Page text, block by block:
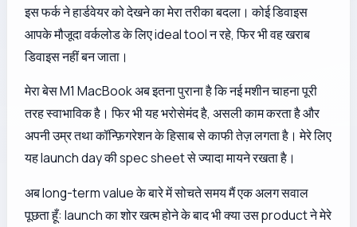
इस फर्क ने हार्डवेयर को देखने का मेरा तरीका बदला। कोई डिवाइस
आपके मौजूदा वर्कलोड के लिए ideal tool न रहे, फिर भी वह खराब
डिवाइस नहीं बन जाता।
मेरा बेस M1 MacBook अब इतना पुराना है कि नई मशीन चाहना पूरी
तरह स्वाभाविक है। फिर भी यह भरोसेमंद है, असली काम करता है और
अपनी उम्र तथा कॉन्फ़िगरेशन के हिसाब से काफी तेज़ लगता है। मेरे लिए
यह launch day की spec sheet से ज्यादा मायने रखता है।
अब long-term value के बारे में सोचते समय मैं एक अलग सवाल
पूछता हूँ: launch का शोर खत्म होने के बाद भी क्या उस product ने मेरे